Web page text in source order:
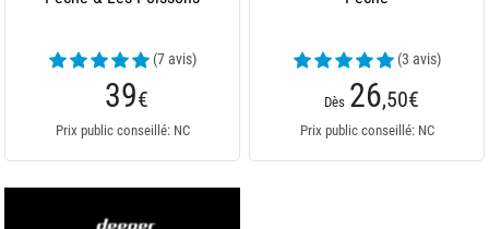
(7 avis)
39€
Prix public conseillé: NC
(3 avis)
Dès 26,50€
Prix public conseillé: NC